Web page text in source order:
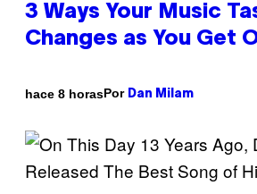
3 Ways Your Music
Changes as You Get
hace 8 horasPor Dan Milam